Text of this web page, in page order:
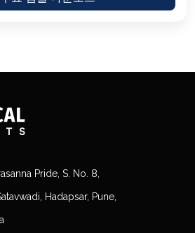
Pride, S. No. 8,
Hadapsar, Pune,